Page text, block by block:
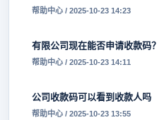
帮助中心 / 2025-10-23 14:23
有限公司现在能否申请收款码？
帮助中心 / 2025-10-23 14:11
公司收款码可以看到收款人吗
帮助中心 / 2025-10-23 13:55